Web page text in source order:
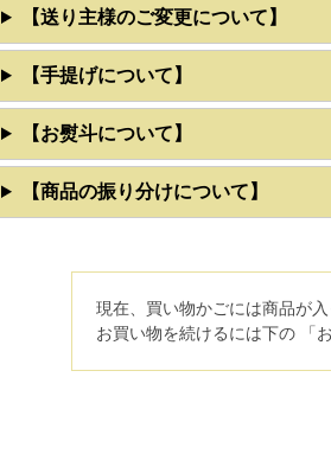
【送り主様のご変更について】
【手提げについて】
【お熨斗について】
【商品の振り分けについて】
現在、買い物かごには商品が入
お買い物を続けるには下の 「